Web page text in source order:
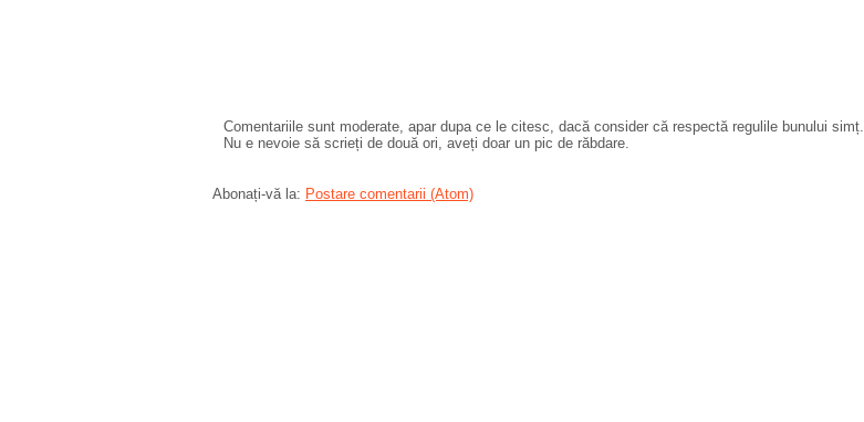
Comentariile sunt moderate, apar dupa ce le citesc, dacă consider că respectă regulile bunului simț.
Nu e nevoie să scrieți de două ori, aveți doar un pic de răbdare.
Abonați-vă la: Postare comentarii (Atom)